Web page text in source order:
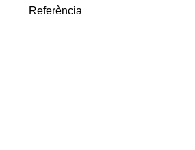
Referència